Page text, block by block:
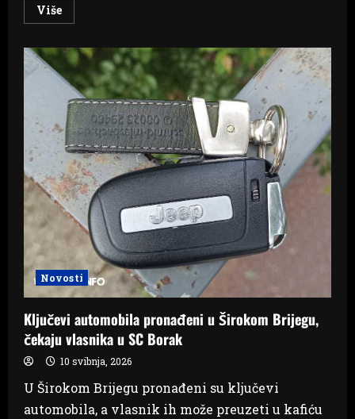
VišeRead
more
ministarstva
kažnjavaju
trgovce
zbog
rada
na
Prvi
maj
Novosti
Ključevi automobila pronađeni u Širokom Brijegu,
čekaju vlasnika u SC Borak
10 svibnja, 2026
U Širokom Brijegu pronađeni su ključevi
automobila, a vlasnik ih može preuzeti u kafiću